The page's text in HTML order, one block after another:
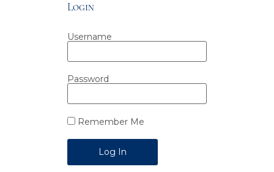
Login
Username
Password
Remember Me